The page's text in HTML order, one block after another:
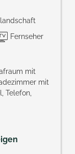
Fernseher
mit
mit
Telefon,